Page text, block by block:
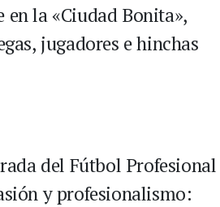
la «Ciudad Bonita»,
jugadores e hinchas
del Fútbol Profesional
y profesionalismo: